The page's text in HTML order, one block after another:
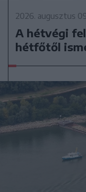
2026. augusztus
A hétvégi
hétfőtől